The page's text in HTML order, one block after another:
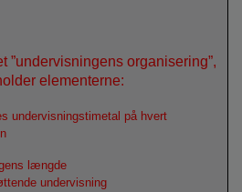
”undervisningens organisering”,
elementerne:
undervisningstimetal på hvert
længde
undervisning